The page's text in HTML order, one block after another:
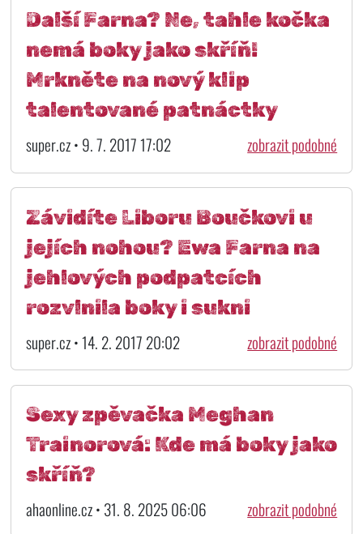
Další Farna? Ne, tahle kočka
nemá boky jako skříň!
Mrkněte na nový klip
talentované patnáctky
super.cz • 9. 7. 2017 17:02 zobrazit podobné
Závidíte Liboru Boučkovi u
jejích nohou? Ewa Farna na
jehlových podpatcích
rozvlnila boky i sukni
super.cz • 14. 2. 2017 20:02 zobrazit podobné
Sexy zpěvačka Meghan
Trainorová: Kde má boky jako
skříň?
ahaonline.cz • 31. 8. 2025 06:06 zobrazit podobné